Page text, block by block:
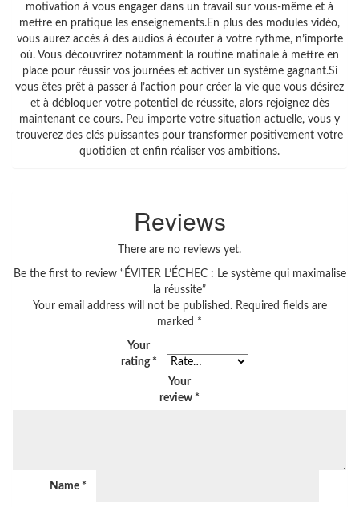
motivation à vous engager dans un travail sur vous-même et à
mettre en pratique les enseignements.En plus des modules vidéo,
vous aurez accès à des audios à écouter à votre rythme, n’importe
où. Vous découvrirez notamment la routine matinale à mettre en
place pour réussir vos journées et activer un système gagnant.Si
vous êtes prêt à passer à l’action pour créer la vie que vous désirez
et à débloquer votre potentiel de réussite, alors rejoignez dès
maintenant ce cours. Peu importe votre situation actuelle, vous y
trouverez des clés puissantes pour transformer positivement votre
quotidien et enfin réaliser vos ambitions.
Reviews
There are no reviews yet.
Be the first to review “ÉVITER L’ÉCHEC : Le système qui maximalise
la réussite”
Your email address will not be published. Required fields are
marked *
Your
rating *
Your
review *
Name *